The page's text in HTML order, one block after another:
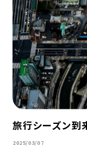
旅行シーズン到
2025/03/07